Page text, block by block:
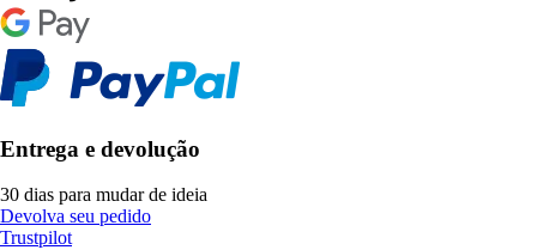
Entrega e devolução
30 dias para mudar de ideia
Devolva seu pedido
Trustpilot